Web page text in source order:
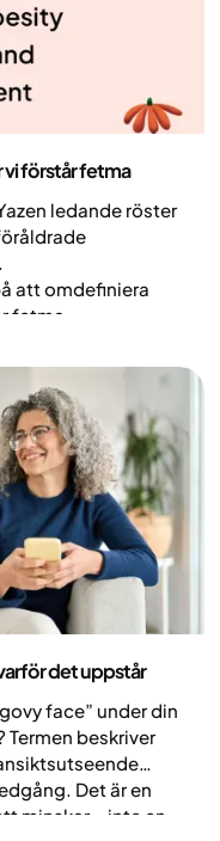
vi förstår fetma
ledande röster
att omdefiniera
fetma.
det uppstår
face” under din
beskriver
Det är en
minskar – inte en